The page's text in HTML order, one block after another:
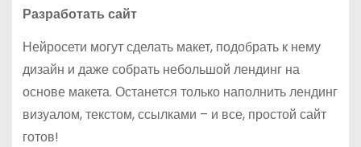
Разработать сайт
Нейросети могут сделать макет, подобрать к нему
дизайн и даже собрать небольшой лендинг на
основе макета. Останется только наполнить лендинг
визуалом, текстом, ссылками – и все, простой сайт
готов!